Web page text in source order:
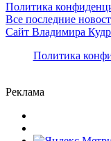
Политика
Все последние
Сайт Владимира
Политика
Реклама